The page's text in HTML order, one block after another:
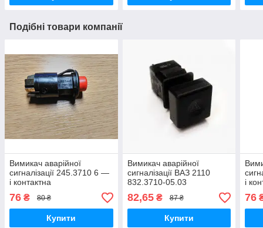
Подібні товари компанії
Вимикач аварійної
сигналізації 245.3710 6 —
і контактна
76 ₴ 80 ₴
Купити
Вимикач аварійної
сигналізації ВАЗ 2110
832.3710-05.03
82,65₴ 87 ₴
Купити
і
76